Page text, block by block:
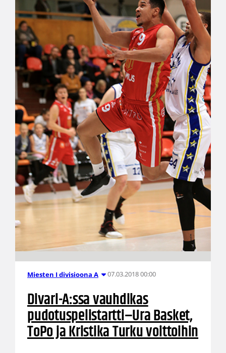
Miesten I divisioona A 07.03.2018 00:00
Divari-A:ssa vauhdikas
pudotuspelistartti–Ura Basket,
ToPo ja Kristika Turku voittoihin